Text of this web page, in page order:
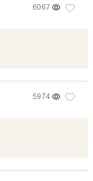
6067
5974